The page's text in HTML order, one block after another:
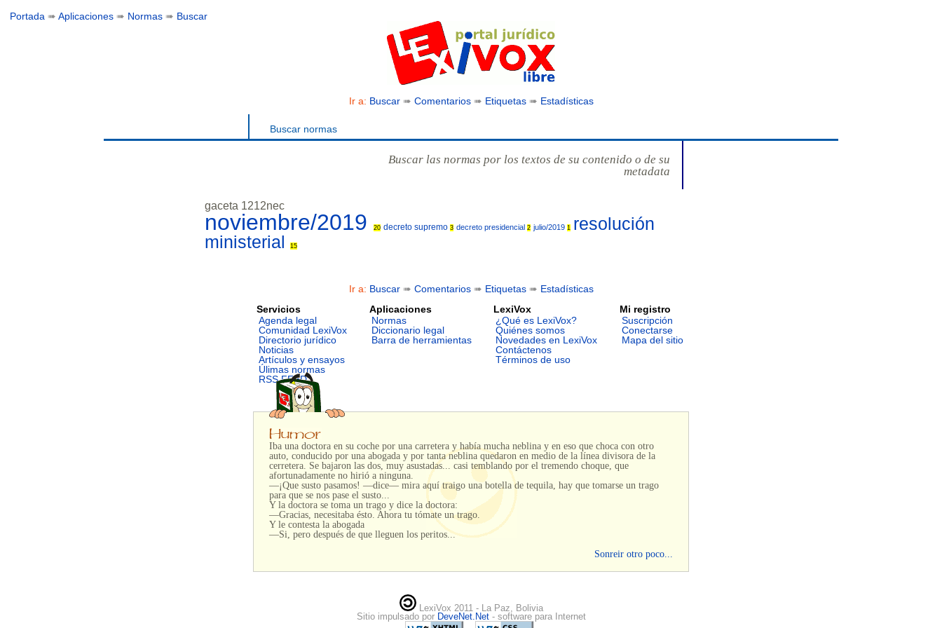
Portada ➠Aplicaciones ➠ Normas ➠ Buscar
Ir a: Buscar➠ Comentarios➠ Etiquetas➠ Estadísticas
Buscar normas
Buscar las normas por los textos de su contenido o de su
metadata
gaceta 1212nec
noviembre/2019 20 decreto supremo 3 decreto presidencial 2 julio/2019 1
resolución
ministerial
15
Ir a: Buscar➠ Comentarios➠ Etiquetas➠ Estadísticas
Servicios
Agenda legal
Comunidad LexiVox
Directorio jurídico
Noticias
Artículos y ensayos
Úlimas normas
RSS FEED
Aplicaciones
Normas
Diccionario legal
Barra de herramientas
LexiVox
¿Qué es LexiVox?
Quiénes somos
Novedades en LexiVox
Contáctenos
Términos de uso
Mi registro
Suscripción
Conectarse
Mapa del sitio
Iba una doctora en su coche por una carretera y había mucha neblina y en eso que choca con otro
auto, conducido por una abogada y por tanta neblina quedaron en medio de la línea divisora de la
cerretera. Se bajaron las dos, muy asustadas... casi temblando por el tremendo choque, que
afortunadamente no hirió a ninguna.
—¡Que susto pasamos! —dice— mira aquí traigo una botella de tequila, hay que tomarse un trago
para que se nos pase el susto...
Y la doctora se toma un trago y dice la doctora:
—Gracias, necesitaba ésto. Ahora tu tómate un trago.
Y le contesta la abogada
—Si, pero después de que lleguen los peritos...
Sonreir otro poco...
LexiVox 2011 - La Paz, Bolivia
Sitio impulsado por DeveNet.Net - software para Internet